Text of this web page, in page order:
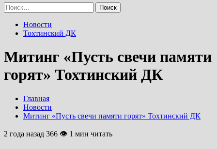
Найти:
Новости
Тохтинский ДК
Митинг «Пусть свечи памяти
горят» Тохтинский ДК
Главная
Новости
Митинг «Пусть свечи памяти горят» Тохтинский ДК
2 года назад 366 👁 1 мин читать